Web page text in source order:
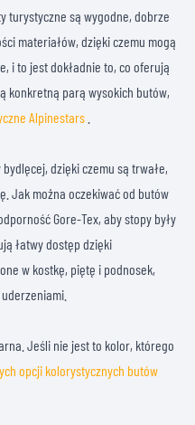
turystyczne są wygodne, dobrze
materiałów, dzięki czemu mogą
i to jest dokładnie to, co oferują
konkretną parą wysokich butów,
Alpinestars
dzięki czemu są trwałe,
Jak można oczekiwać od butów
Gore-Tex, aby stopy były
łatwy dostęp dzięki
w kostkę, piętę i podnosek,
Jeśli nie jest to kolor, którego
opcji kolorystycznych butów